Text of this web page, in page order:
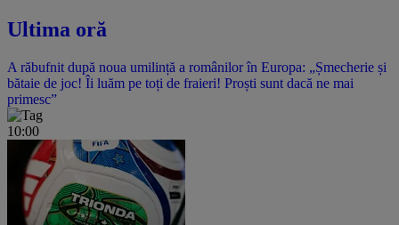
Ultima oră
A răbufnit după noua umilință a românilor în Europa: „Șmecherie și
bătaie de joc! Îi luăm pe toți de fraieri! Proști sunt dacă ne mai
primesc”
10:00